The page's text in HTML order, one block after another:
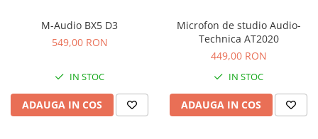
Microfoane de masurare si
calibrare
Microfoane de Suprafata
Microfoane de voce si live
Microfoane lavaliera si headset
M-Audio BX5 D3
549,00 RON
IN STOC
ADAUGA IN COS
Microfon de studio Audio-
Technica AT2020
449,00 RON
IN STOC
ADAUGA IN COS